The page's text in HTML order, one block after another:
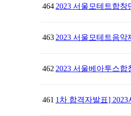
464 2023 서울모테트합
463 2023 서울모테트음
462 2023 서울베아투스
461 1차 합격자발표]